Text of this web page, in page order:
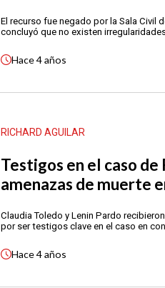
El recurso fue negado por la Sala Civil
concluyó que no existen
Hace4 años
RICHARD AGUILAR
Testigos en el caso
amenazas de muerte
Claudia Toledo y Lenin Pardo
por ser testigos clave en el caso en
Hace4 años